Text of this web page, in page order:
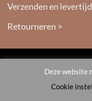
Verzenden en
Retourneren >
ALGEMENE
Deze website
Cookie